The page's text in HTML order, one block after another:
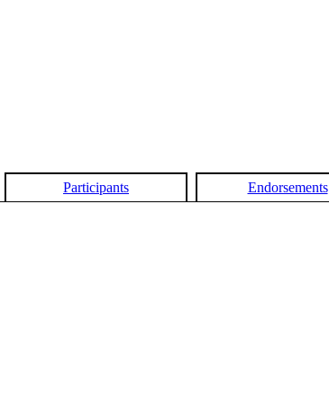
Participants Endorsements